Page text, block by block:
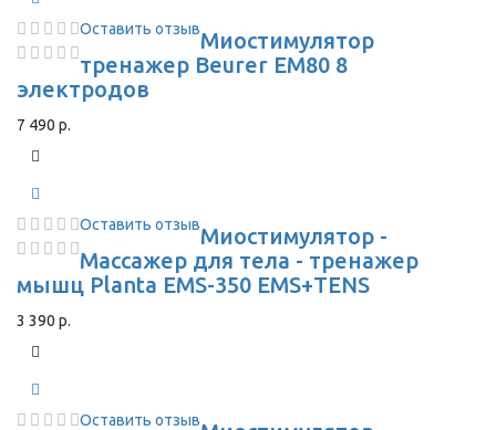
Оставить отзывМиостимулятор
тренажер Beurer EM80 8
электродов
7 490 р.
Оставить отзывМиостимулятор -
Массажер для тела - тренажер
мышц Planta EMS-350 EMS+TENS
3 390 р.
Оставить отзыв